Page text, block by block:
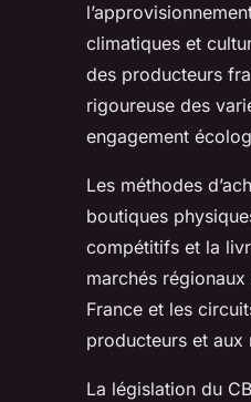
climatiques et
des producteurs
rigoureuse des
engagement
Les méthodes
boutiques
compétitifs et la
marchés
France et les
producteurs et aux
La législation du